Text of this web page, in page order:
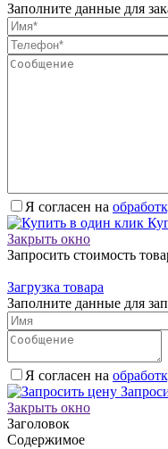
Заполните данные для
Я согласен на
Закрыть окно
Запросить стоимость
Загрузка товара
Заполните данные для
Я согласен на
Закрыть окно
Заголовок
Содержимое